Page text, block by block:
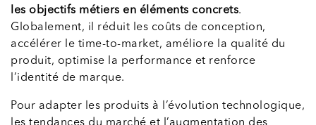
les objectifs métiers en éléments concrets.
Globalement, il réduit les coûts de conception,
accélérer le time-to-market, améliore la qualité du
produit, optimise la performance et renforce
l’identité de marque.
Pour adapter les produits à l’évolution technologique,
les tendances du marché et l’augmentation des